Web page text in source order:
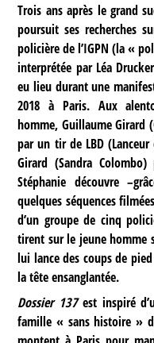
Trois ans après le grand
poursuit ses recherches
policière de l’IGPN (la «
interprétée par Léa
eu lieu durant une
2018 à Paris. Aux
homme, Guillaume Girard
par un tir de LBD (Lanceur
Girard (Sandra
Stéphanie découvre
quelques séquences
d’un groupe de cinq
tirent sur le jeune homme
lui lance des coups de
la tête ensanglantée.
Dossier 137est inspiré
famille « sans histoire »